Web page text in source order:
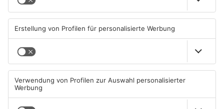
KINZIG-KREIS
07.08.2026, 07:07 UHR IN MAIN-
KINZIG-KREIS